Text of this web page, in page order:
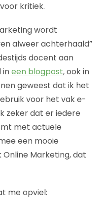
kritiek.
wordt
alweer achterhaald”
docent aan
ineen blogpost, ook in
geweest dat ik het
voor het vak e-
zeker dat er iedere
met actuele
een mooie
Marketing, dat
me opviel: